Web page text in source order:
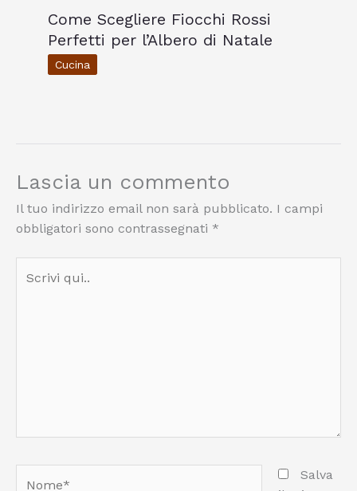
Come Scegliere Fiocchi Rossi
Perfetti per l’Albero di Natale
Cucina
Lascia un commento
Il tuo indirizzo email non sarà pubblicato. I campi
obbligatori sono contrassegnati *
qui..
Salva